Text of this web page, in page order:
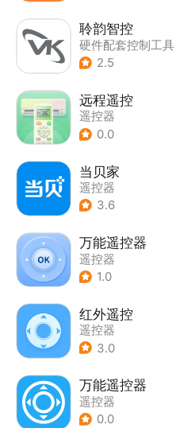
聆韵智控
硬件配套控制工具
2.5
远程遥控
遥控器
0.0
当贝家
遥控器
3.6
万能遥控器
遥控器
1.0
红外遥控
遥控器
3.0
万能遥控器
遥控器
0.0